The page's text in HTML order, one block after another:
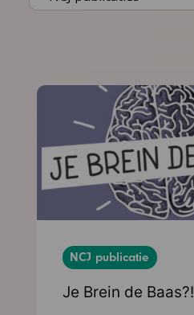
NCJ publicatie
Je Brein de Baas?!